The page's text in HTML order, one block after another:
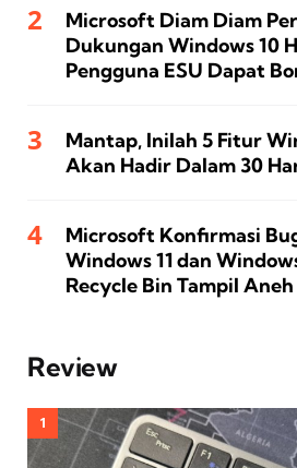
Microsoft Diam Diam
Dukungan Windows 10
Pengguna ESU Dapat
Mantap, Inilah 5 Fitur
Akan Hadir Dalam 30
Microsoft Konfirmasi
Windows 11 dan
Recycle Bin Tampil Aneh
Review